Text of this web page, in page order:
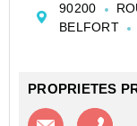
à son Certificat
Les
90200
BELFORT
PROPRIETES
Contacter